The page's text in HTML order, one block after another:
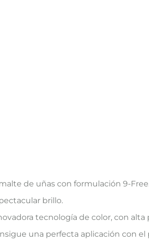
de uñas con formulación 9-
brillo.
tecnología de color, con
una perfecta aplicación con